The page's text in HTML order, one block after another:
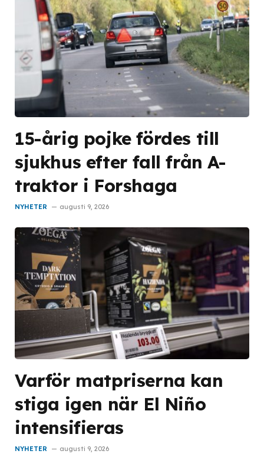
15-årig pojke fördes till
sjukhus efter fall från A-
traktor i Forshaga
NYHETER augusti 9, 2026
Varför matpriserna kan
stiga igen när El Niño
intensifieras
NYHETER augusti 9, 2026